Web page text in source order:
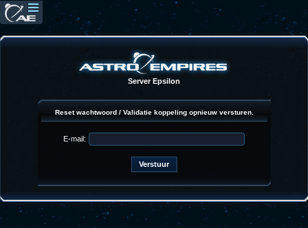
Server Epsilon
Reset wachtwoord / Validatie koppeling opnieuw versturen.
E-mail: